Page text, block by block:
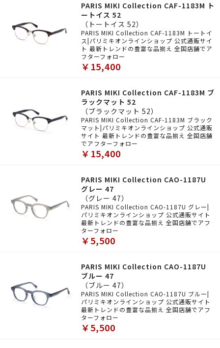
PARIS MIKI Collection CAF-1183M ト
ートイス 52
（トートイス 52）
PARIS MIKI Collection CAF-1183M トートイ
ス|パリミキオンラインショップ 公式通販サイ
ト 最新トレンドの豊富な品揃え 全国店舗でア
フターフォロー
￥15,400
PARIS MIKI Collection CAF-1183M ブ
ラックマット 52
（ブラックマット 52）
PARIS MIKI Collection CAF-1183M ブラック
マット|パリミキオンラインショップ 公式通販
サイト 最新トレンドの豊富な品揃え 全国店舗
でアフターフォロー
￥15,400
PARIS MIKI Collection CAO-1187U
グレー 47
（グレー 47）
PARIS MIKI Collection CAO-1187U グレー|
パリミキオンラインショップ 公式通販サイト
最新トレンドの豊富な品揃え 全国店舗でアフ
ターフォロー
￥5,500
PARIS MIKI Collection CAO-1187U
ブルー 47
（ブルー 47）
PARIS MIKI Collection CAO-1187U ブルー|
パリミキオンラインショップ 公式通販サイト
最新トレンドの豊富な品揃え 全国店舗でアフ
ターフォロー
￥5,500